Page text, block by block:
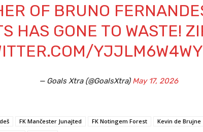
OF BRUNO
HAS GONE TO WASTE!
YJJLM6W4WY
— Goals Xtra (@GoalsXtra) May 17, 2026
FK Mančester Junajted FK Notingem Forest Kevin de Brujne